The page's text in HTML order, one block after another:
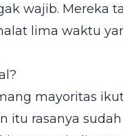
wajib. Mereka
lima waktu
mayoritas
itu rasanya